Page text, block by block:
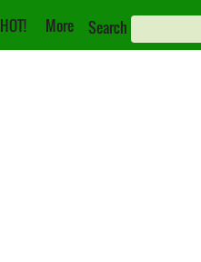
HOT! More Search